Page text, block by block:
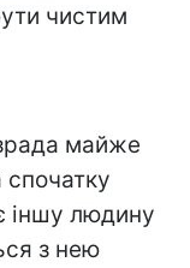
чистим
майже
спочатку
іншу людину
з нею